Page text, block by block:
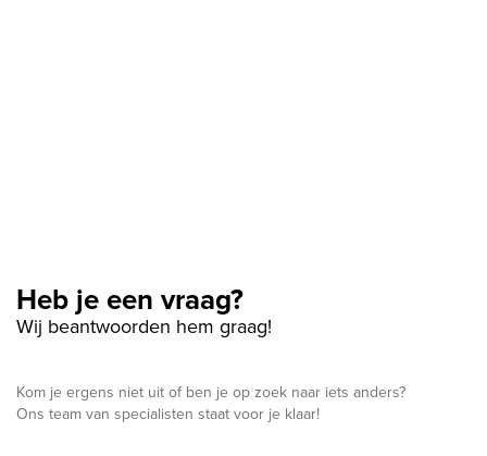
Heb je een vraag?
Wij beantwoorden hem graag!
Kom je ergens niet uit of ben je op zoek naar iets anders?
Ons team van specialisten staat voor je klaar!